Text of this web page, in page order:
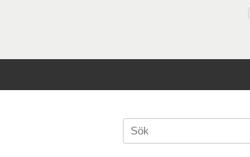
Sök
efter: